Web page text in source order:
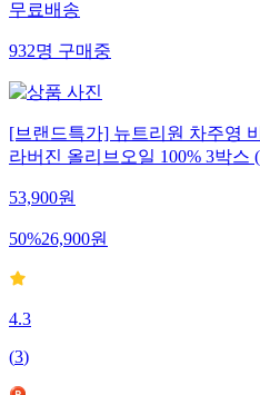
무료배송
932명구매중
[브랜드특가] 뉴트리원 차주영
라버진 올리브오일 100% 3박스
53,900원
50%26,900원
4.3
(3)